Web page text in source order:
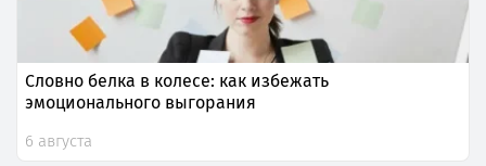
Словно белка в колесе: как избежать
эмоционального выгорания
6 августа